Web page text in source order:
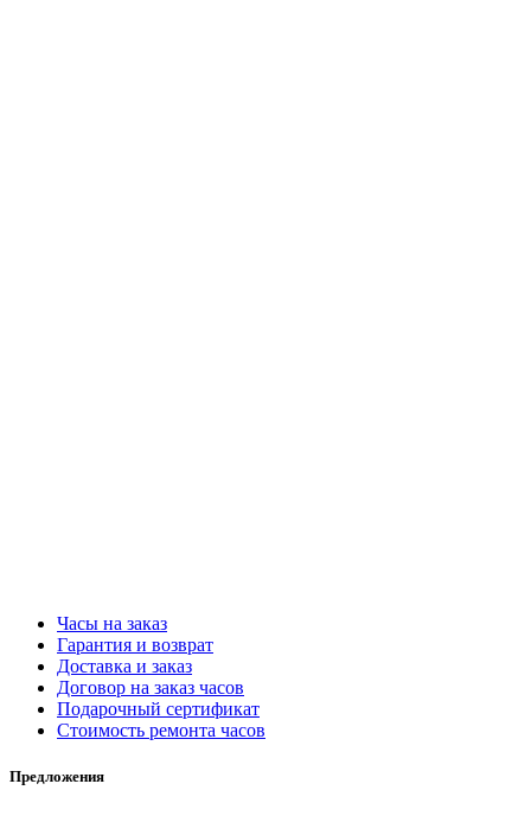
Часы на заказ
Гарантия и возврат
Доставка и заказ
Договор на заказ часов
Подарочный сертификат
Стоимость ремонта часов
Предложения